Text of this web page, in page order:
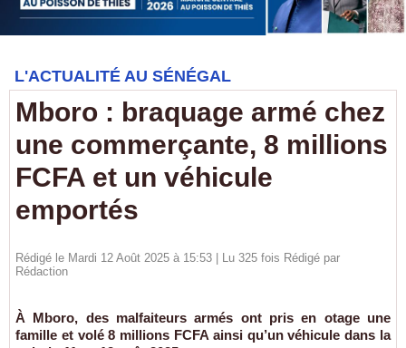
L'ACTUALITÉ AU SÉNÉGAL
Mboro : braquage armé chez
une commerçante, 8 millions
FCFA et un véhicule
emportés
Rédigé le Mardi 12 Août 2025 à 15:53 | Lu 325 fois Rédigé par
Rédaction
À Mboro, des malfaiteurs armés ont pris en otage une
famille et volé 8 millions FCFA ainsi qu’un véhicule dans la